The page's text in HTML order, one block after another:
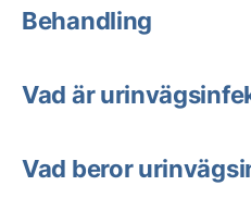
Behandling
Vad är
Vad beror